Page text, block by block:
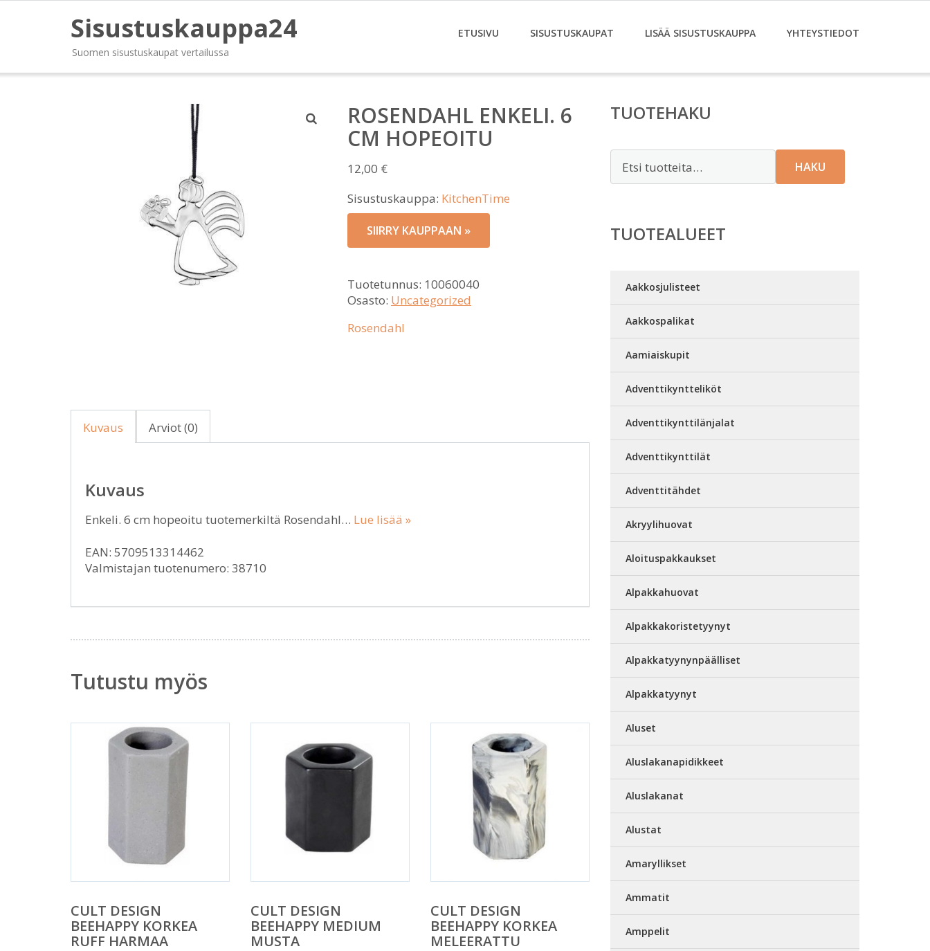
Sisustuskauppa24
Suomen sisustuskaupat vertailussa
ETUSIVU SISUSTUSKAUPAT LISÄÄ SISUSTUSKAUPPA YHTEYSTIEDOT
ROSENDAHL ENKELI. 6
CM HOPEOITU
12,00 €
Sisustuskauppa: KitchenTime
SIIRRY KAUPPAAN »
Tuotetunnus: 10060040
Osasto: Uncategorized
Rosendahl
Kuvaus Arviot (0)
Kuvaus
Enkeli. 6 cm hopeoitu tuotemerkiltä Rosendahl… Lue lisää »
EAN: 5709513314462
Valmistajan tuotenumero: 38710
Tutustu myös
CULT DESIGN
BEEHAPPY KORKEA
RUFF HARMAA
CULT DESIGN
BEEHAPPY MEDIUM
MUSTA
CULT DESIGN
BEEHAPPY KORKEA
MELEERATTU
TUOTEHAKU
HAKU
TUOTEALUEET
Aakkosjulisteet
Aakkospalikat
Aamiaiskupit
Adventtikyntteliköt
Adventtikynttilänjalat
Adventtikynttilät
Adventtitähdet
Akryylihuovat
Aloituspakkaukset
Alpakkahuovat
Alpakkakoristetyynyt
Alpakkatyynynpäälliset
Alpakkatyynyt
Aluset
Aluslakanapidikkeet
Aluslakanat
Alustat
Amaryllikset
Ammatit
Amppelit